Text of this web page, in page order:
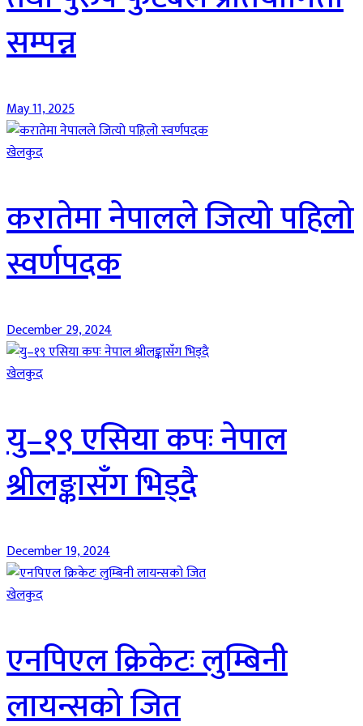
सम्पन्न
May 11, 2025
खेलकुद
करातेमा नेपालले जित्यो पहिलो
स्वर्णपदक
December 29, 2024
खेलकुद
यु–१९ एसिया कपः नेपाल
श्रीलङ्कासँग भिड्दै
December 19, 2024
खेलकुद
एनपिएल क्रिकेटः लुम्बिनी
लायन्सको जित